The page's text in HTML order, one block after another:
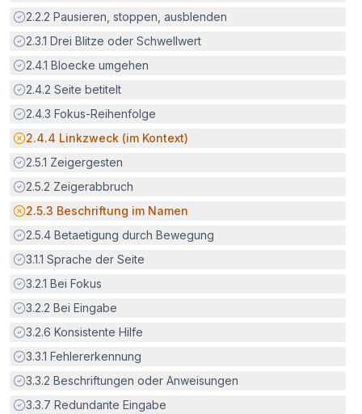
Erfüllt:
2.2.2 Pausieren, stoppen, ausblenden
Erfüllt:
2.3.1 Drei Blitze oder Schwellwert
Erfüllt:
2.4.1 Bloecke umgehen
Erfüllt:
2.4.2 Seite betitelt
Erfüllt:
2.4.3 Fokus-Reihenfolge
Potenzielle Barriere:
2.4.4 Linkzweck (im Kontext)
Erfüllt:
2.5.1 Zeigergesten
Erfüllt:
2.5.2 Zeigerabbruch
Potenzielle Barriere:
2.5.3 Beschriftung im Namen
Erfüllt:
2.5.4 Betaetigung durch Bewegung
Erfüllt:
3.1.1 Sprache der Seite
Erfüllt:
3.2.1 Bei Fokus
Erfüllt:
3.2.2 Bei Eingabe
Erfüllt:
3.2.6 Konsistente Hilfe
Erfüllt:
3.3.1 Fehlererkennung
Erfüllt:
3.3.2 Beschriftungen oder Anweisungen
Erfüllt:
3.3.7 Redundante Eingabe